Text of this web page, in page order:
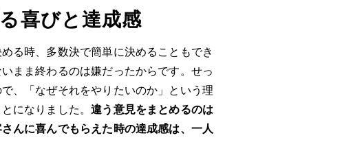
喜びと達成感
る時、多数決で簡単に決めることもでき
まま終わるのは嫌だったからです。せっ
、「なぜそれをやりたいのか」という理
になりました。違う意見をまとめるのは
んに喜んでもらえた時の達成感は、一人